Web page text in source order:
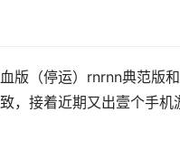
版（停运）rnrnn典范版
，接着近期又出壹个手